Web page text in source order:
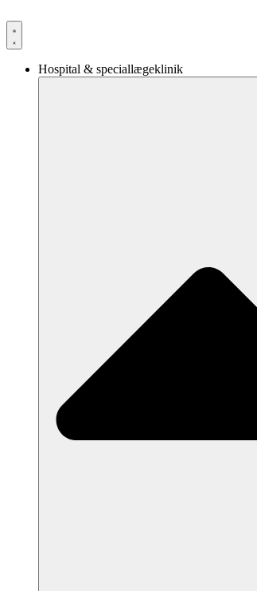
til
indhold
Hospital & speciallægeklinik